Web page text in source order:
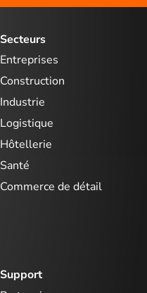
Secteurs
Entreprises
Construction
Industrie
Logistique
Hôtellerie
Santé
Commerce de détail
Support